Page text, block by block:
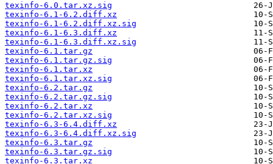
texinfo-6.0.tar.xz.sig
texinfo-6.1-6.2.diff.xz
texinfo-6.1-6.2.diff.xz.sig
texinfo-6.1-6.3.diff.xz
texinfo-6.1-6.3.diff.xz.sig
texinfo-6.1.tar.gz
texinfo-6.1.tar.gz.sig
texinfo-6.1.tar.xz
texinfo-6.1.tar.xz.sig
texinfo-6.2.tar.gz
texinfo-6.2.tar.gz.sig
texinfo-6.2.tar.xz
texinfo-6.2.tar.xz.sig
texinfo-6.3-6.4.diff.xz
texinfo-6.3-6.4.diff.xz.sig
texinfo-6.3.tar.gz
texinfo-6.3.tar.gz.sig
texinfo-6.3.tar.xz